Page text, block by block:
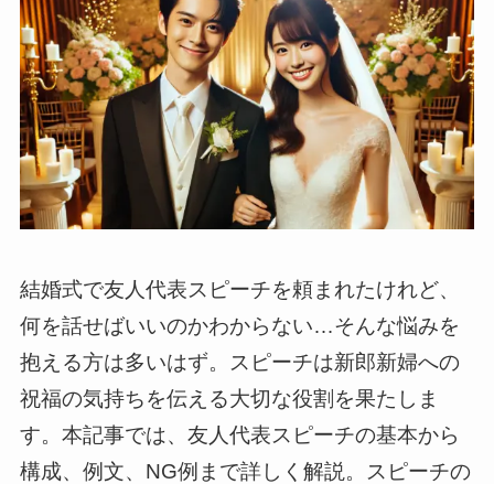
結婚式で友人代表スピーチを頼まれたけれど、
何を話せばいいのかわからない…そんな悩みを
抱える方は多いはず。スピーチは新郎新婦への
祝福の気持ちを伝える大切な役割を果たしま
す。本記事では、友人代表スピーチの基本から
構成、例文、NG例まで詳しく解説。スピーチの